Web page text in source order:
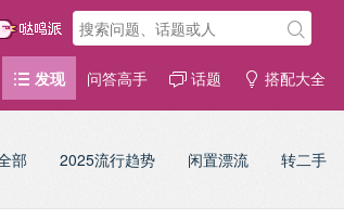
发现 问答高手 话题 搭配大全
部 2025流行趋势 闲置漂流 转二手